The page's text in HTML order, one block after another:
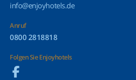
info@enjoyhotels.de
Anruf
0800 2818818
Folgen Sie Enjoyhotels